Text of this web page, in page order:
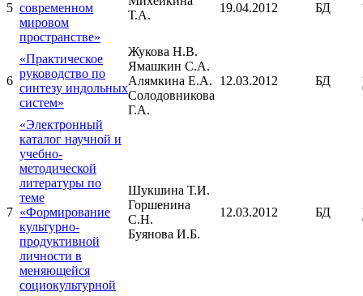
5 современном
мировом
пространстве»
Т.А.
19.04.2012 БД
6
«Практическое
руководство по
синтезу индольных
систем»
Жукова Н.В.
Ямашкин С.А.
Алямкина Е.А.
Солодовникова
Г.А.
12.03.2012 БД
7
«Электронный
каталог научной и
учебно-
методической
литературы по
теме
«Формирование
культурно-
продуктивной
личности в
меняющейся
социокультурной
Шукшина Т.И.
Горшенина
С.Н.
Буянова И.Б.
12.03.2012 БД